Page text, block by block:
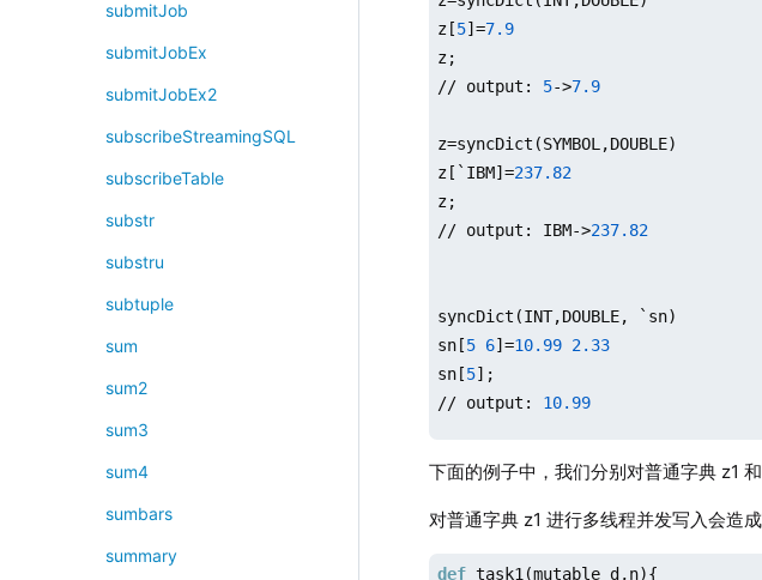
submitJob
submitJobEx
submitJobEx2
subscribeStreamingSQL
subscribeTable
substr
substru
subtuple
sum
sum2
sum3
sum4
sumbars
summary
z[5]=7.9
z;
// output: 5->7.9
z=syncDict(SYMBOL,DOUBLE)
z[`IBM]=237.82
z;
// output: IBM->237.82
syncDict(INT,DOUBLE, `sn)
sn[5 6]=10.99 2.33
sn[5];
// output: 10.99
// y 为 DECIMAL32 类型的向量，将 y
x=1 3 2
z=dict(x,y,true);
下面的例子中，我们分别对普通字典 z1
对普通字典 z1 进行多线程并发写入会造
def task1(mutable d,n){